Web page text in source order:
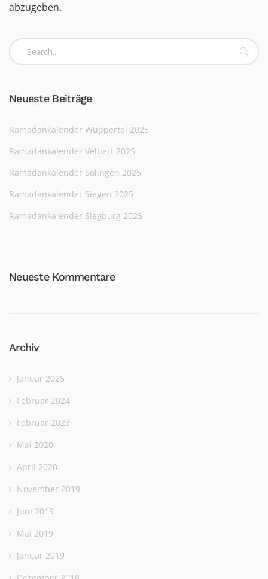
abzugeben.
Neueste Beiträge
Ramadankalender Wuppertal 2025
Ramadankalender Velbert 2025
Ramadankalender Solingen 2025
Ramadankalender Siegen 2025
Ramadankalender Siegburg 2025
Neueste Kommentare
Archiv
Januar 2025
Februar 2024
Februar 2023
Mai 2020
April 2020
November 2019
Juni 2019
Mai 2019
Januar 2019